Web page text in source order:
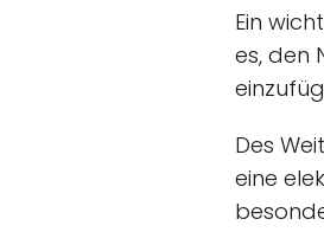
Ein
es, den
Des
eine